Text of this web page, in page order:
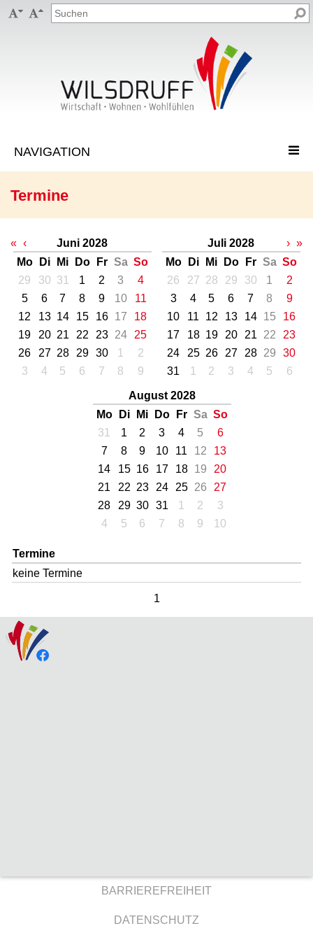
 
Termine
« ‹
Juni 2028
Mo
Di Mi Do Fr Sa So
29
30 31 1 2 3
4
5
6 7 8 9 10
11
12
13 14 15 16 17
18
19
20 21 22 23 24
25
26
27 28 29 30 1
2
3
4 5 6 7 8 9
Juli 2028
Mo
Di Mi Do Fr Sa So
26
27 28 29 30 1
2
3
4 5 6 7 8
9
10
11 12 13 14 15
16
17
18 19 20 21 22
23
24
25 26 27 28 29
30
31
1 2 3 4 5 6
August 2028
Mo
Di Mi Do Fr Sa So
31
1 2 3 4 5
6
7
8 9 10 11 12
13
14
15 16 17 18 19
20
21
22 23 24 25 26
27
28
29 30 31 1 2
3
4
5 6 7 8 9 10
› »
Termine
keine Termine
1
BARRIEREFREIHEIT
DATENSCHUTZ